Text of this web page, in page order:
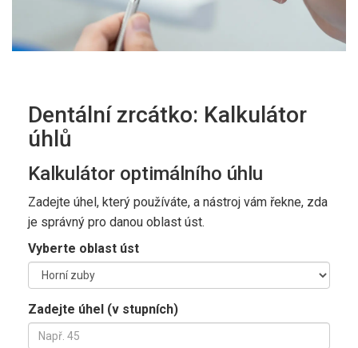
Dentální zrcátko: Kalkulátor
úhlů
Kalkulátor optimálního úhlu
Zadejte úhel, který používáte, a nástroj vám řekne, zda
je správný pro danou oblast úst.
Vyberte oblast úst
Zadejte úhel (v stupních)